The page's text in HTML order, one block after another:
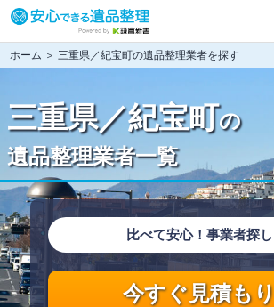
ホーム ＞ 三重県／紀宝町の遺品整理業者を探す
三重県／紀宝町の
遺品整理業者一覧
比べて安心！事業者探し
今すぐ見積もり